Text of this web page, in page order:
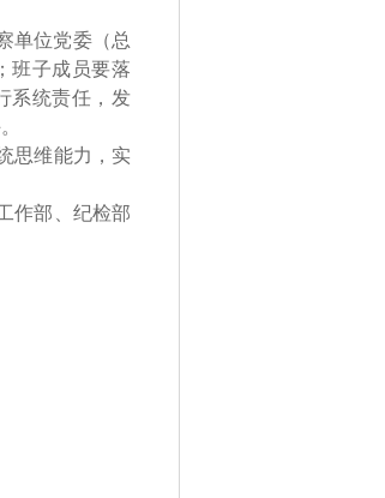
单位党委（总
班子成员要落
系统责任，发
思维能力，实
作部、纪检部